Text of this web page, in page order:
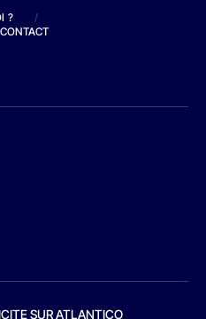
?
/
CONTACT
SUR ATLANTICO